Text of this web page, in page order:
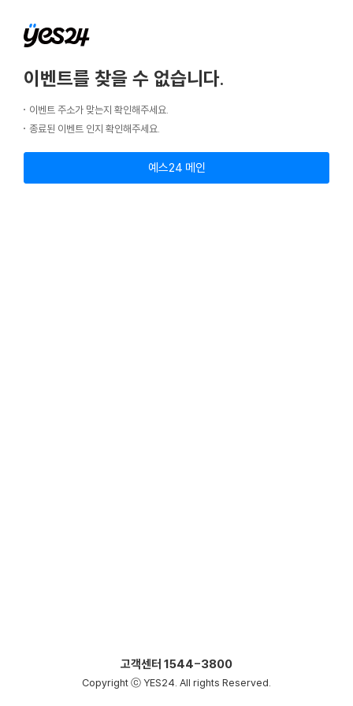
이벤트를 찾을 수 없습니다.
이벤트 주소가 맞는지 확인해주세요.
종료된 이벤트 인지 확인해주세요.
예스24 메인
고객센터 1544-3800
Copyright ⓒ YES24. All rights Reserved.